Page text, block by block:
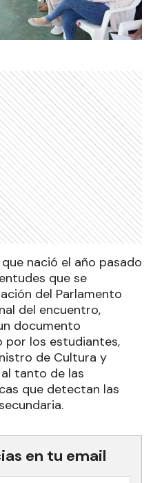
nació el año pasado
que se
del Parlamento
del encuentro,
documento
por los estudiantes,
de Cultura y
tanto de las
que detectan las
en tu email